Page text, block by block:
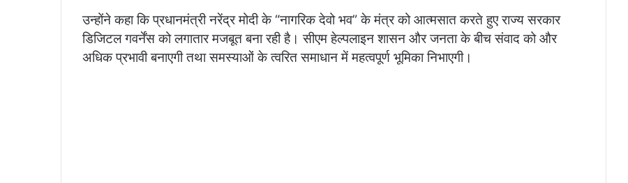
उन्होंने कहा कि प्रधानमंत्री नरेंद्र मोदी के “नागरिक देवो भव” के मंत्र को आत्मसात करते हुए राज्य सरकार
डिजिटल गवर्नेंस को लगातार मजबूत बना रही है। सीएम हेल्पलाइन शासन और जनता के बीच संवाद को और
अधिक प्रभावी बनाएगी तथा समस्याओं के त्वरित समाधान में महत्वपूर्ण भूमिका निभाएगी।